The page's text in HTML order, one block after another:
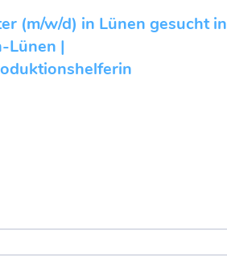
(m/w/d) in Lünen gesucht in
Lünen |